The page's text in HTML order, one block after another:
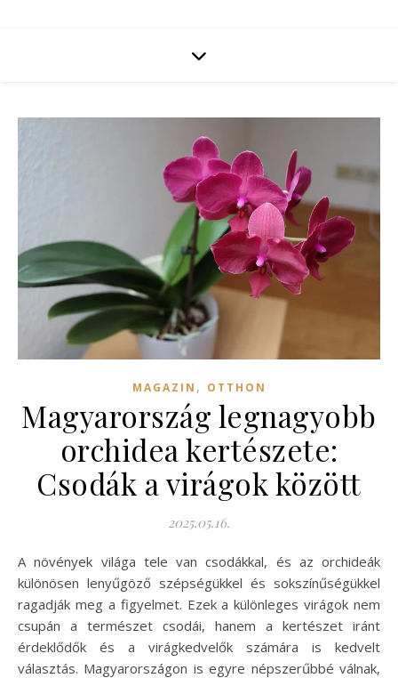
MAGAZIN , OTTHON
Magyarország legnagyobb
orchidea kertészete:
Csodák a virágok között
2025.05.16.
A növények világa tele van csodákkal, és az orchideák
különösen lenyűgöző szépségükkel és sokszínűségükkel
ragadják meg a figyelmet. Ezek a különleges virágok nem
csupán a természet csodái, hanem a kertészet iránt
érdeklődők és a virágkedvelők számára is kedvelt
választás. Magyarországon is egyre népszerűbbé válnak,